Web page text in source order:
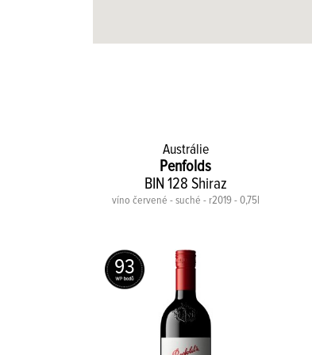
Austrálie
Penfolds
BIN 128 Shiraz
víno červené - suché - r2019 - 0,75l
93